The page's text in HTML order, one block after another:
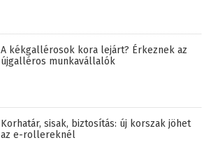
A kékgallérosok kora lejárt? Érkeznek az
újgalléros munkavállalók
Korhatár, sisak, biztosítás: új korszak jöhet
az e-rollereknél